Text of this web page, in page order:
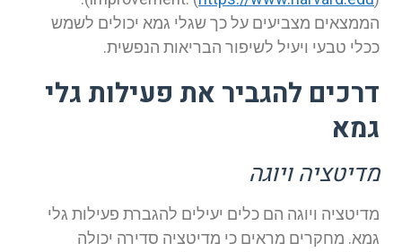
הממצאים מצביעים על כך שגלי גמא יכולים לשמש
ככלי טבעי ויעיל לשיפור הבריאות הנפשית.
דרכים להגביר את פעילות גלי
גמא
מדיטציה ויוגה
מדיטציה ויוגה הם כלים יעילים להגברת פעילות גלי
גמא. מחקרים מראים כי מדיטציה סדירה יכולה